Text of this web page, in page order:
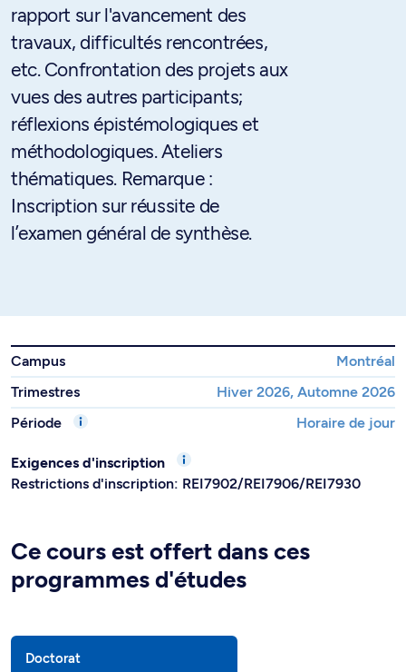
rapport sur l'avancement des
travaux, difficultés rencontrées,
etc. Confrontation des projets aux
vues des autres participants;
réflexions épistémologiques et
méthodologiques. Ateliers
thématiques. Remarque :
Inscription sur réussite de
l’examen général de synthèse.
Campus
Montréal
Trimestres
Hiver 2026, Automne 2026
Période
Horaire de jour
Exigences d'inscription
Restrictions d'inscription: REI7902/REI7906/REI7930
Ce cours est offert dans ces
programmes d'études
Doctorat